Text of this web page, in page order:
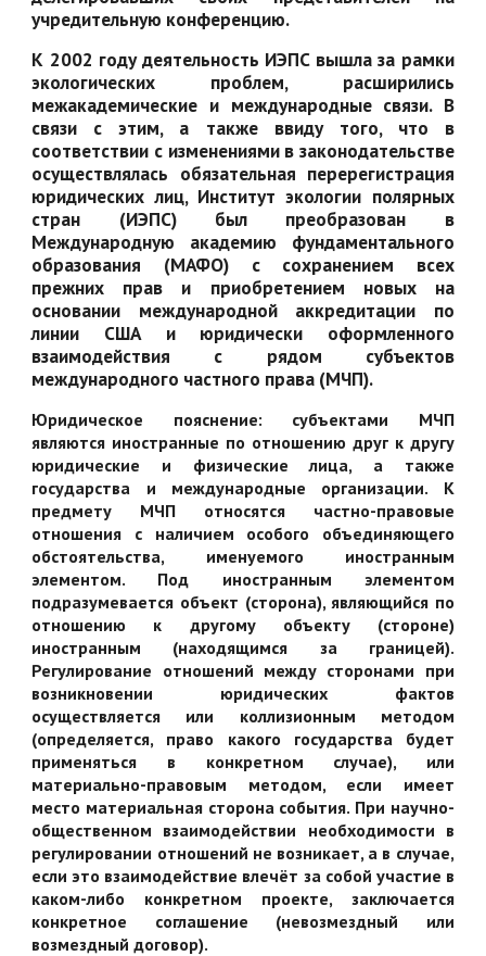
учредительную конференцию.
К 2002 году деятельность ИЭПС вышла за рамки
экологических проблем, расширились
межакадемические и международные связи. В
связи с этим, а также ввиду того, что в
соответствии с изменениями в законодательстве
осуществлялась обязательная перерегистрация
юридических лиц, Институт экологии полярных
стран (ИЭПС) был преобразован в
Международную академию фундаментального
образования (МАФО) с сохранением всех
прежних прав и приобретением новых на
основании международной аккредитации по
линии США и юридически оформленного
взаимодействия с рядом субъектов
международного частного права (МЧП).
Юридическое пояснение: субъектами МЧП
являются иностранные по отношению друг к другу
юридические и физические лица, а также
государства и международные организации. К
предмету МЧП относятся частно-правовые
отношения с наличием особого объединяющего
обстоятельства, именуемого иностранным
элементом. Под иностранным элементом
подразумевается объект (сторона), являющийся по
отношению к другому объекту (стороне)
иностранным (находящимся за границей).
Регулирование отношений между сторонами при
возникновении юридических фактов
осуществляется или коллизионным методом
(определяется, право какого государства будет
применяться в конкретном случае), или
материально-правовым методом, если имеет
место материальная сторона события. При научно-
общественном взаимодействии необходимости в
регулировании отношений не возникает, а в случае,
если это взаимодействие влечёт за собой участие в
каком-либо конкретном проекте, заключается
конкретное соглашение (невозмездный или
возмездный договор).